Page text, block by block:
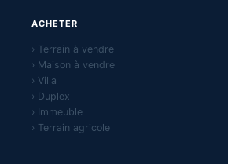
ACHETER
› Terrain à vendre
› Maison à vendre
› Villa
› Duplex
› Immeuble
› Terrain agricole